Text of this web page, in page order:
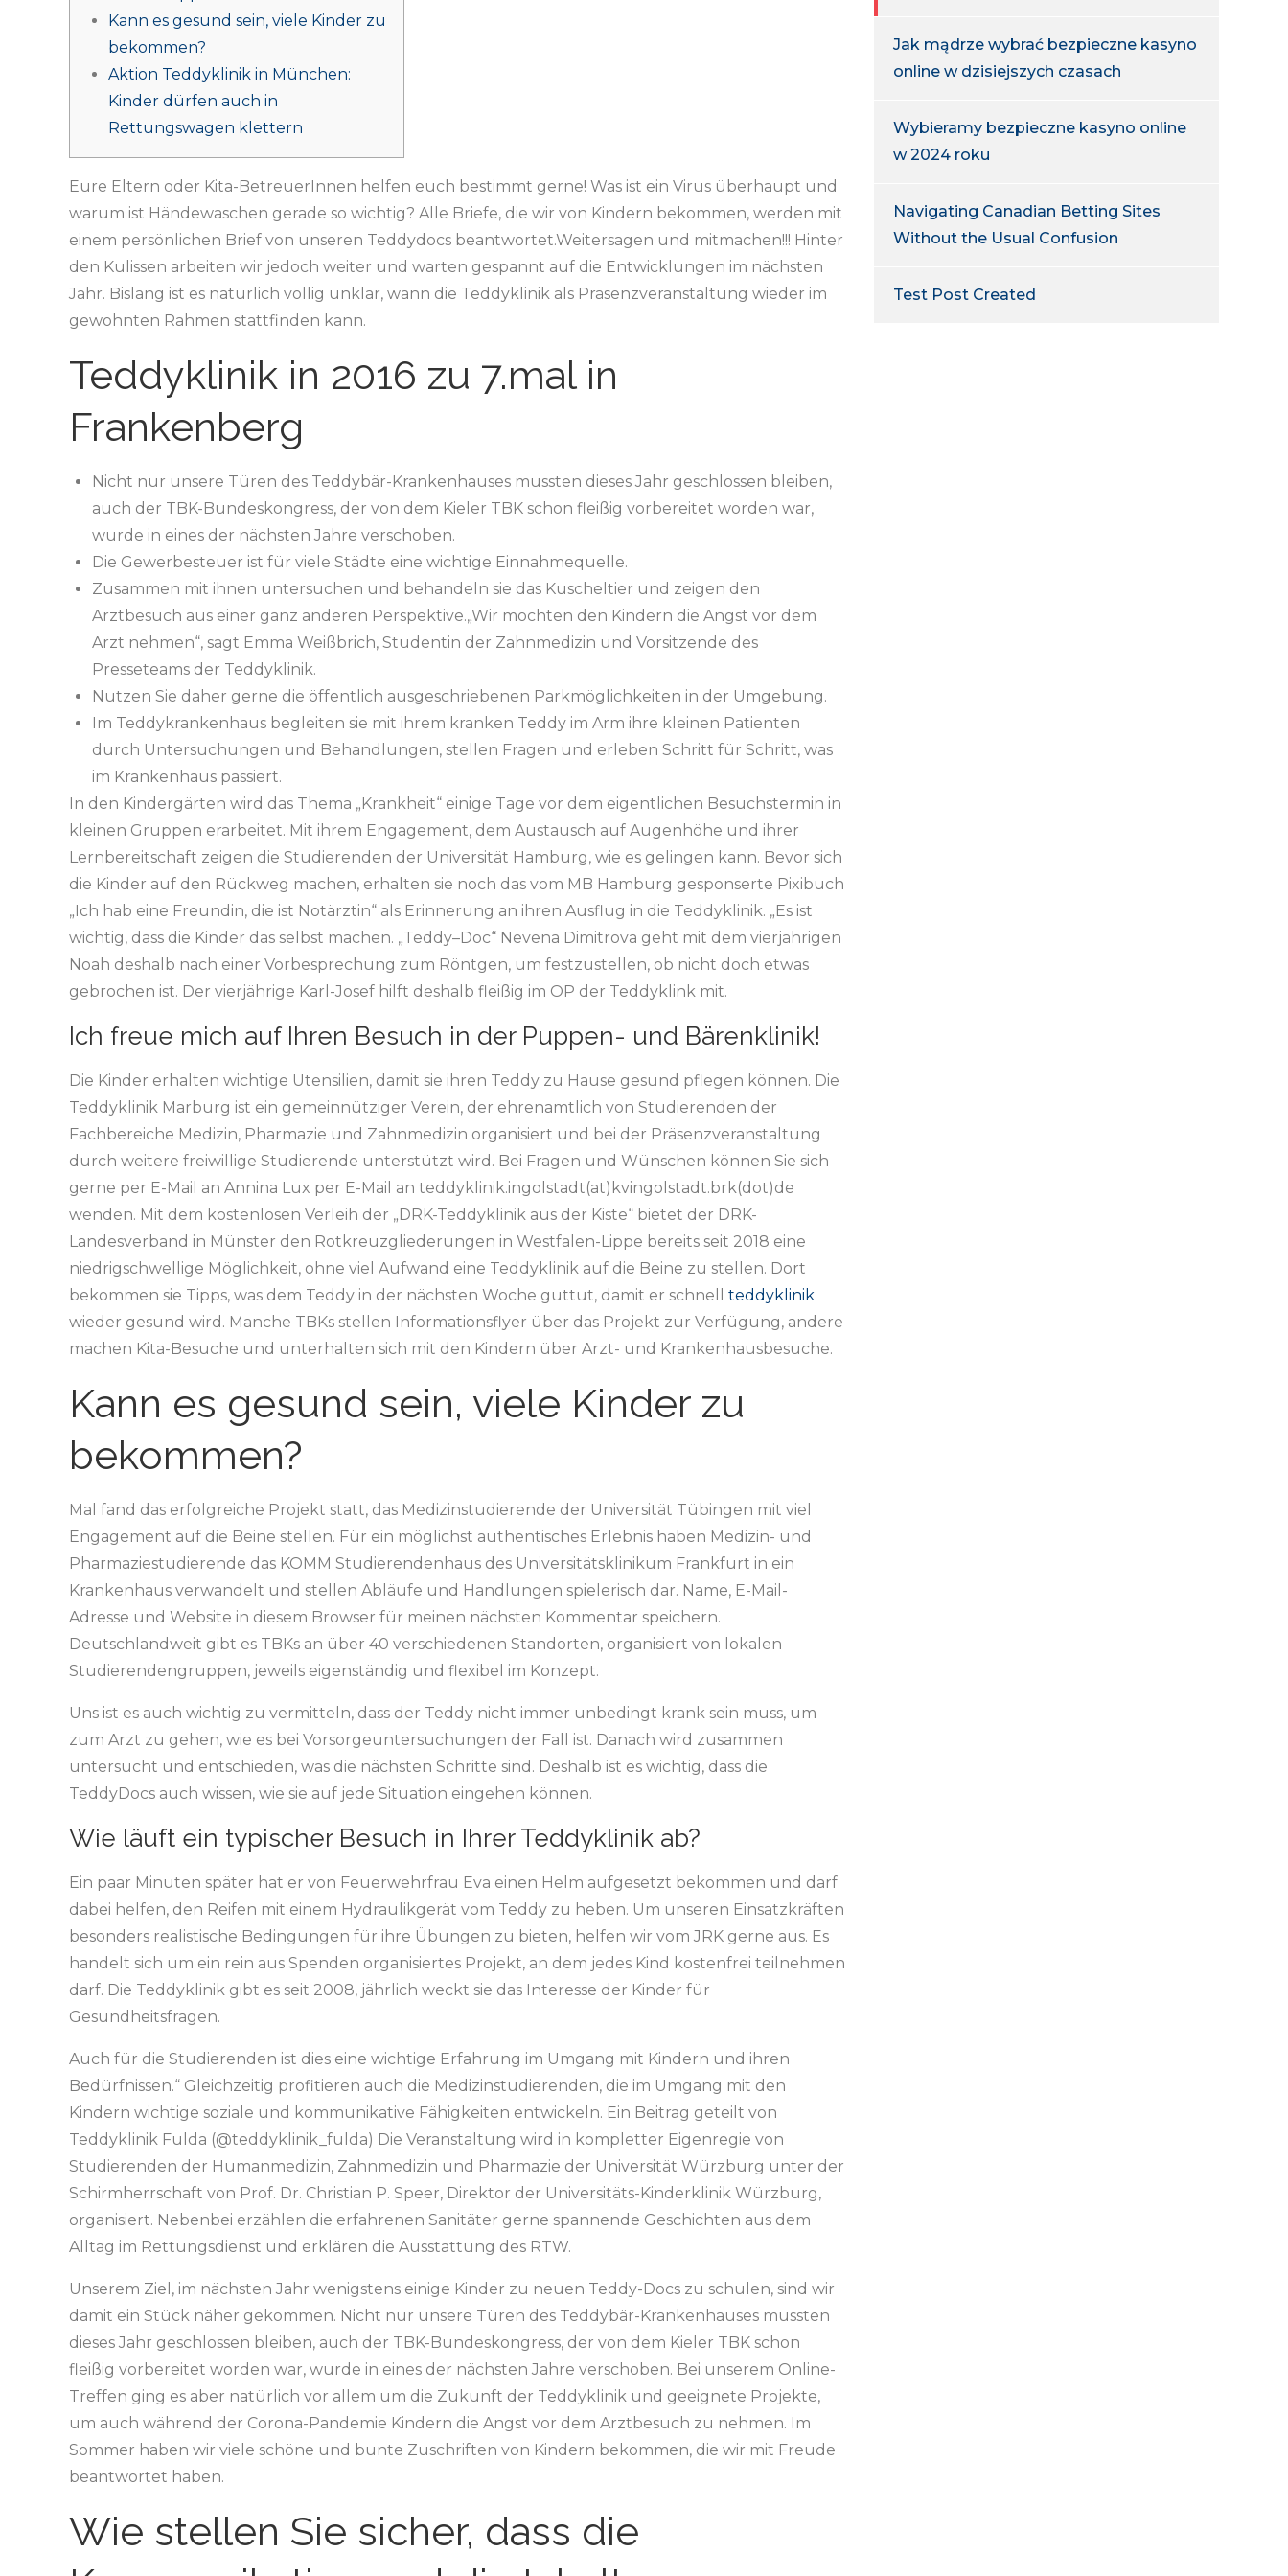
Kann es gesund sein, viele Kinder zu
bekommen?
Aktion Teddyklinik in München:
Kinder dürfen auch in
Rettungswagen klettern
Eure Eltern oder Kita-BetreuerInnen helfen euch bestimmt gerne! Was ist ein Virus überhaupt und
warum ist Händewaschen gerade so wichtig? Alle Briefe, die wir von Kindern bekommen, werden mit
einem persönlichen Brief von unseren Teddydocs beantwortet.Weitersagen und mitmachen!!! Hinter
den Kulissen arbeiten wir jedoch weiter und warten gespannt auf die Entwicklungen im nächsten
Jahr. Bislang ist es natürlich völlig unklar, wann die Teddyklinik als Präsenzveranstaltung wieder im
gewohnten Rahmen stattfinden kann.
Teddyklinik in 2016 zu 7.mal in
Frankenberg
Nicht nur unsere Türen des Teddybär-Krankenhauses mussten dieses Jahr geschlossen bleiben,
auch der TBK-Bundeskongress, der von dem Kieler TBK schon fleißig vorbereitet worden war,
wurde in eines der nächsten Jahre verschoben.
Die Gewerbesteuer ist für viele Städte eine wichtige Einnahmequelle.
Zusammen mit ihnen untersuchen und behandeln sie das Kuscheltier und zeigen den
Arztbesuch aus einer ganz anderen Perspektive.„Wir möchten den Kindern die Angst vor dem
Arzt nehmen“, sagt Emma Weißbrich, Studentin der Zahnmedizin und Vorsitzende des
Presseteams der Teddyklinik.
Nutzen Sie daher gerne die öffentlich ausgeschriebenen Parkmöglichkeiten in der Umgebung.
Im Teddykrankenhaus begleiten sie mit ihrem kranken Teddy im Arm ihre kleinen Patienten
durch Untersuchungen und Behandlungen, stellen Fragen und erleben Schritt für Schritt, was
im Krankenhaus passiert.
In den Kindergärten wird das Thema „Krankheit“ einige Tage vor dem eigentlichen Besuchstermin in
kleinen Gruppen erarbeitet. Mit ihrem Engagement, dem Austausch auf Augenhöhe und ihrer
Lernbereitschaft zeigen die Studierenden der Universität Hamburg, wie es gelingen kann. Bevor sich
die Kinder auf den Rückweg machen, erhalten sie noch das vom MB Hamburg gesponserte Pixibuch
„Ich hab eine Freundin, die ist Notärztin“ als Erinnerung an ihren Ausflug in die Teddyklinik. „Es ist
wichtig, dass die Kinder das selbst machen. „Teddy–Doc“ Nevena Dimitrova geht mit dem vierjährigen
Noah deshalb nach einer Vorbesprechung zum Röntgen, um festzustellen, ob nicht doch etwas
gebrochen ist. Der vierjährige Karl-Josef hilft deshalb fleißig im OP der Teddyklink mit.
Ich freue mich auf Ihren Besuch in der Puppen- und Bärenklinik!
Die Kinder erhalten wichtige Utensilien, damit sie ihren Teddy zu Hause gesund pflegen können. Die
Teddyklinik Marburg ist ein gemeinnütziger Verein, der ehrenamtlich von Studierenden der
Fachbereiche Medizin, Pharmazie und Zahnmedizin organisiert und bei der Präsenzveranstaltung
durch weitere freiwillige Studierende unterstützt wird. Bei Fragen und Wünschen können Sie sich
gerne per E-Mail an Annina Lux per E-Mail an teddyklinik.ingolstadt(at)kvingolstadt.brk(dot)de
wenden. Mit dem kostenlosen Verleih der „DRK-Teddyklinik aus der Kiste“ bietet der DRK-
Landesverband in Münster den Rotkreuzgliederungen in Westfalen-Lippe bereits seit 2018 eine
niedrigschwellige Möglichkeit, ohne viel Aufwand eine Teddyklinik auf die Beine zu stellen. Dort
bekommen sie Tipps, was dem Teddy in der nächsten Woche guttut, damit er schnell teddyklinik
wieder gesund wird. Manche TBKs stellen Informationsflyer über das Projekt zur Verfügung, andere
machen Kita-Besuche und unterhalten sich mit den Kindern über Arzt- und Krankenhausbesuche.
Kann es gesund sein, viele Kinder zu
bekommen?
Mal fand das erfolgreiche Projekt statt, das Medizinstudierende der Universität Tübingen mit viel
Engagement auf die Beine stellen. Für ein möglichst authentisches Erlebnis haben Medizin- und
Pharmaziestudierende das KOMM Studierendenhaus des Universitätsklinikum Frankfurt in ein
Krankenhaus verwandelt und stellen Abläufe und Handlungen spielerisch dar. Name, E-Mail-
Adresse und Website in diesem Browser für meinen nächsten Kommentar speichern.
Deutschlandweit gibt es TBKs an über 40 verschiedenen Standorten, organisiert von lokalen
Studierendengruppen, jeweils eigenständig und flexibel im Konzept.
Uns ist es auch wichtig zu vermitteln, dass der Teddy nicht immer unbedingt krank sein muss, um
zum Arzt zu gehen, wie es bei Vorsorgeuntersuchungen der Fall ist. Danach wird zusammen
untersucht und entschieden, was die nächsten Schritte sind. Deshalb ist es wichtig, dass die
TeddyDocs auch wissen, wie sie auf jede Situation eingehen können.
Wie läuft ein typischer Besuch in Ihrer Teddyklinik ab?
Ein paar Minuten später hat er von Feuerwehrfrau Eva einen Helm aufgesetzt bekommen und darf
dabei helfen, den Reifen mit einem Hydraulikgerät vom Teddy zu heben. Um unseren Einsatzkräften
besonders realistische Bedingungen für ihre Übungen zu bieten, helfen wir vom JRK gerne aus. Es
handelt sich um ein rein aus Spenden organisiertes Projekt, an dem jedes Kind kostenfrei teilnehmen
darf. Die Teddyklinik gibt es seit 2008, jährlich weckt sie das Interesse der Kinder für
Gesundheitsfragen.
Auch für die Studierenden ist dies eine wichtige Erfahrung im Umgang mit Kindern und ihren
Bedürfnissen.“ Gleichzeitig profitieren auch die Medizinstudierenden, die im Umgang mit den
Kindern wichtige soziale und kommunikative Fähigkeiten entwickeln. Ein Beitrag geteilt von
Teddyklinik Fulda (@teddyklinik_fulda) Die Veranstaltung wird in kompletter Eigenregie von
Studierenden der Humanmedizin, Zahnmedizin und Pharmazie der Universität Würzburg unter der
Schirmherrschaft von Prof. Dr. Christian P. Speer, Direktor der Universitäts-Kinderklinik Würzburg,
organisiert. Nebenbei erzählen die erfahrenen Sanitäter gerne spannende Geschichten aus dem
Alltag im Rettungsdienst und erklären die Ausstattung des RTW.
Unserem Ziel, im nächsten Jahr wenigstens einige Kinder zu neuen Teddy-Docs zu schulen, sind wir
damit ein Stück näher gekommen. Nicht nur unsere Türen des Teddybär-Krankenhauses mussten
dieses Jahr geschlossen bleiben, auch der TBK-Bundeskongress, der von dem Kieler TBK schon
fleißig vorbereitet worden war, wurde in eines der nächsten Jahre verschoben. Bei unserem Online-
Treffen ging es aber natürlich vor allem um die Zukunft der Teddyklinik und geeignete Projekte,
um auch während der Corona-Pandemie Kindern die Angst vor dem Arztbesuch zu nehmen. Im
Sommer haben wir viele schöne und bunte Zuschriften von Kindern bekommen, die wir mit Freude
beantwortet haben.
Wie stellen Sie sicher, dass die
Jak mądrze wybrać bezpieczne kasyno
online w dzisiejszych czasach
Wybieramy bezpieczne kasyno online
w 2024 roku
Navigating Canadian Betting Sites
Without the Usual Confusion
Test Post Created